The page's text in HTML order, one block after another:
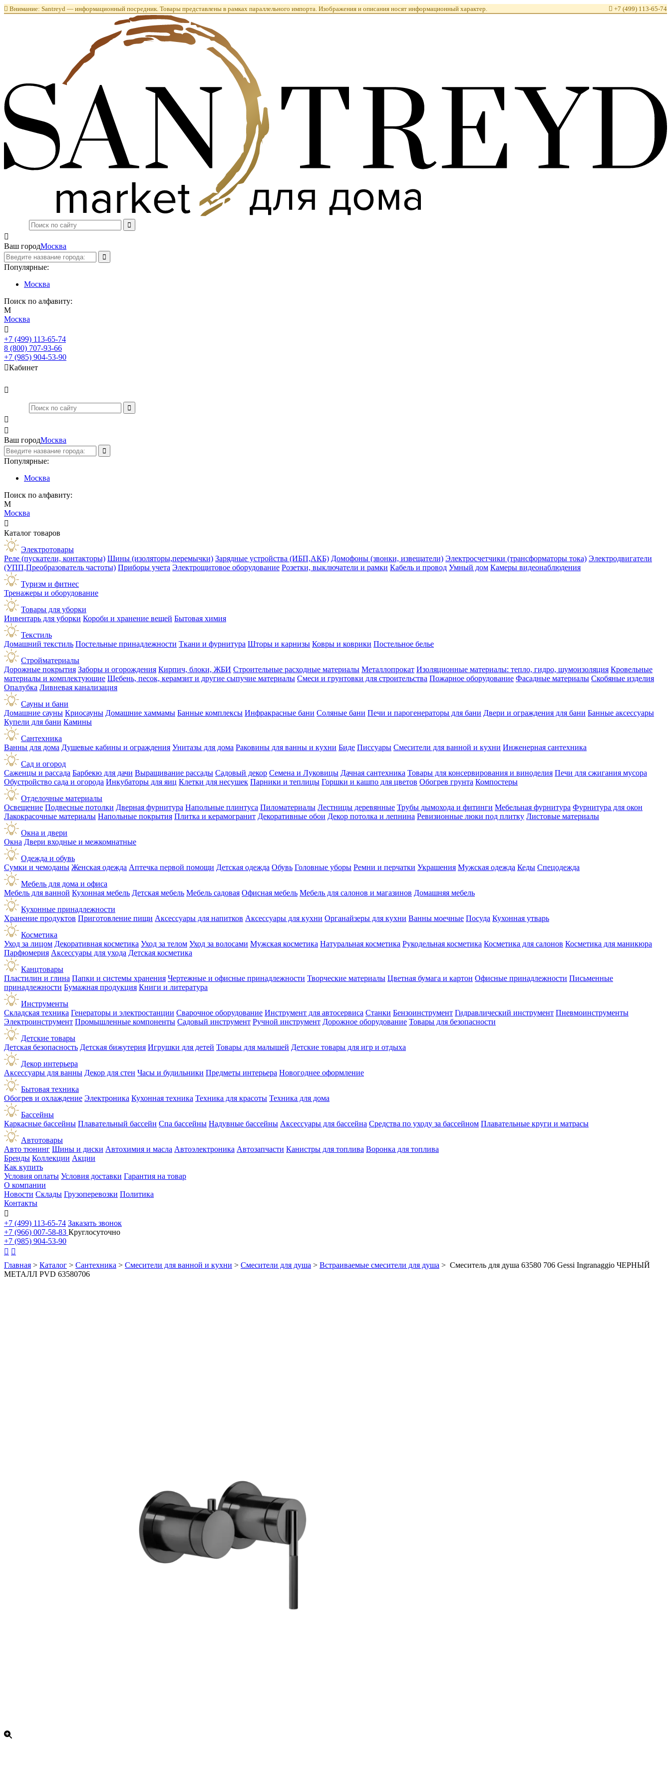
 Внимание: Santreyd — информационный посредник. Товары представлены в рамках параллельного импорта. Изображения и описания носят информационный характер.  +7 (499) 113-65-74

Ваш городМосква
Популярные:
Москва
Поиск по алфавиту:
М
Москва

+7 (499) 113-65-74
8 (800) 707-93-66
+7 (985) 904-53-90
Кабинет



Ваш городМосква
Популярные:
Москва
Поиск по алфавиту:
М
Москва

Каталог товаров
Электротовары
Реле (пускатели, контакторы) Шины (изоляторы,перемычки) Зарядные устройства (ИБП,АКБ) Домофоны (звонки, извещатели) Электросчетчики (трансформаторы тока) Электродвигатели
(УПП,Преобразователь частоты) Приборы учета Электрощитовое оборудование Розетки, выключатели и рамки Кабель и провод Умный дом Камеры видеонаблюдения
Туризм и фитнес
Тренажеры и оборудование
Товары для уборки
Инвентарь для уборки Короби и хранение вещей Бытовая химия
Текстиль
Домашний текстиль Постельные принадлежности Ткани и фурнитура Шторы и карнизы Ковры и коврики Постельное белье
Стройматериалы
Дорожные покрытия Заборы и огорождения Кирпич, блоки, ЖБИ Строительные расходные материалы Металлопрокат Изоляционные материалы: тепло, гидро, шумоизоляция Кровельные
материалы и комплектующие Щебень, песок, керамзит и другие сыпучие материалы Смеси и грунтовки для строительства Пожарное оборудование Фасадные материалы Скобяные изделия
Опалубка Ливневая канализация
Сауны и бани
Домашние сауны Криосауны Домашние хаммамы Банные комплексы Инфракрасные бани Соляные бани Печи и парогенераторы для бани Двери и ограждения для бани Банные аксессуары
Купели для бани Камины
Сантехника
Ванны для дома Душевые кабины и ограждения Унитазы для дома Раковины для ванны и кухни Биде Писсуары Смесители для ванной и кухни Инженерная сантехника
Сад и огород
Саженцы и рассада Барбекю для дачи Выращивание рассады Садовый декор Семена и Луковицы Дачная сантехника Товары для консервирования и виноделия Печи для сжигания мусора
Обустройство сада и огорода Инкубаторы для яиц Клетки для несушек Парники и теплицы Горшки и кашпо для цветов Обогрев грунта Компостеры
Отделочные материалы
Освещение Подвесные потолки Дверная фурнитура Напольные плинтуса Пиломатериалы Лестницы деревянные Трубы дымохода и фитинги Мебельная фурнитура Фурнитура для окон
Лакокрасочные материалы Напольные покрытия Плитка и керамогранит Декоративные обои Декор потолка и лепнина Ревизионные люки под плитку Листовые материалы
Окна и двери
Окна Двери входные и межкомнатные
Одежда и обувь
Сумки и чемоданы Женская одежда Аптечка первой помощи Детская одежда Обувь Головные уборы Ремни и перчатки Украшения Мужская одежда Кеды Спецодежда
Мебель для дома и офиса
Мебель для ванной Кухонная мебель Детская мебель Мебель садовая Офисная мебель Мебель для салонов и магазинов Домашняя мебель
Кухонные принадлежности
Хранение продуктов Приготовление пищи Аксессуары для напитков Аксессуары для кухни Органайзеры для кухни Ванны моечные Посуда Кухонная утварь
Косметика
Уход за лицом Декоративная косметика Уход за телом Уход за волосами Мужская косметика Натуральная косметика Рукодельная косметика Косметика для салонов Косметика для маникюра
Парфюмерия Аксессуары для ухода Детская косметика
Канцтовары
Пластилин и глина Папки и системы хранения Чертежные и офисные принадлежности Творческие материалы Цветная бумага и картон Офисные принадлежности Письменные
принадлежности Бумажная продукция Книги и литература
Инструменты
Складская техника Генераторы и электростанции Сварочное оборудование Инструмент для автосервиса Станки Бензоинструмент Гидравлический инструмент Пневмоинструменты
Электроинструмент Промышленные компоненты Садовый инструмент Ручной инструмент Дорожное оборудование Товары для безопасности
Детские товары
Детская безопасность Детская бижутерия Игрушки для детей Товары для малышей Детские товары для игр и отдыха
Декор интерьера
Аксессуары для ванны Декор для стен Часы и будильники Предметы интерьера Новогоднее оформление
Бытовая техника
Обогрев и охлаждение Электроника Кухонная техника Техника для красоты Техника для дома
Бассейны
Каркасные бассейны Плавательный бассейн Спа бассейны Надувные бассейны Аксессуары для бассейна Средства по уходу за бассейном Плавательные круги и матрасы
Автотовары
Авто тюнинг Шины и диски Автохимия и масла Автоэлектроника Автозапчасти Канистры для топлива Воронка для топлива
Бренды Коллекции Акции
Как купить
Условия оплаты Условия доставки Гарантия на товар
О компании
Новости Склады Грузоперевозки Политика
Контакты

+7 (499) 113-65-74 Заказать звонок
+7 (966) 007-58-83 Круглосуточно
+7 (985) 904-53-90
 
Главная > Каталог > Сантехника > Смесители для ванной и кухни > Смесители для душа > Встраиваемые смесители для душа > Смеситель для душа 63580 706 Gessi Ingranaggio ЧЕРНЫЙ
МЕТАЛЛ PVD 63580706